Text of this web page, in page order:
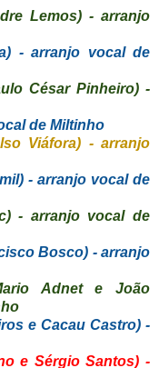
Lemos) - arranjo
- arranjo vocal de
César Pinheiro) -
de Miltinho
Viáfora) - arranjo
- arranjo vocal de
- arranjo vocal de
Bosco) - arranjo
Adnet e João
e Cacau Castro) -
e Sérgio Santos) -